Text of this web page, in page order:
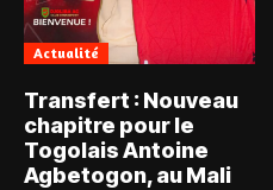
Actualité
Transfert : Nouveau
chapitre pour le
Togolais Antoine
Agbetogon, au Mali